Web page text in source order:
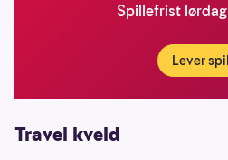
Spillefrist
Lever
Travel kveld